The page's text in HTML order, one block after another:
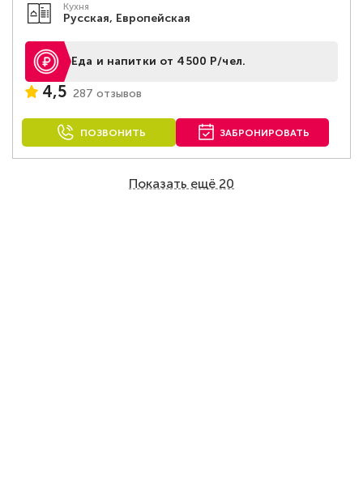
Кухня
Русская, Европейская
Еда и напитки от 4500 Р/чел.
4,5 287 отзывов
ПОЗВОНИТЬ ЗАБРОНИРОВАТЬ
Показать ещё 20